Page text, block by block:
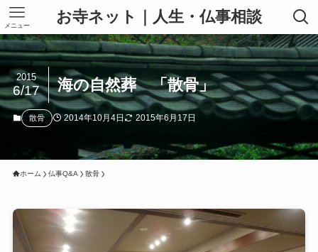
お寺ネット｜人生・仏事相談
メニュー
海の自然葬 「散骨」
2015
6/17
散骨 2014年10月4日 2015年6月17日
ホーム 仏事Q&A 散骨